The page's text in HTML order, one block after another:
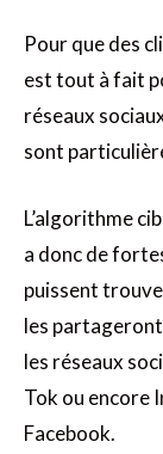
Pour que des
est tout à fait
réseaux
sont
L’algorithme
a donc de
puissent
les
les réseaux
Tok ou encore
Facebook.